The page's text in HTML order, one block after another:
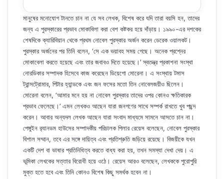
মানুষের মনোযোগ টানতে চান না যে সব লেখক, বিশেষ করে যদি তারা বয়সি হন, তাদের
জন্য এ পুরস্কারের প্রভাব মোকাবিলা করা বেশ কষ্টকর হয়ে দাঁড়ায়। ১৯৯০-এর দশকের
শেষদিকে ক্যারিবিয়ান থেকে প্রথম নোবেল পুরস্কার অর্জন করেন ডেরেক ওয়ালকট।
পুরস্কার অর্জনের পর তিনি বলেন, ‘সে এক ভয়াবহ সময় গেছে। অনেক প্রশ্নের
মোকাবেলা করতে হয়েছে এবং তার জবাবও দিতে হয়েছে।’ স্বতন্ত্র প্রকাশনা সংস্থা
নোরডিকার সম্পাদক হিসেবে কাজ করেছেন ডিয়েগো মোরেনা। এ সংস্থায় টমাস
ট্রান্সট্রোমার, পিটার হ্যান্ডকে এবং জন ফসের মতো তিন নোবেলজয়ীও ছিলেন।
মোরেনা বলেন, ‘আমার মনে হয় না নোবেল পুরস্কার তাদের ওপর কোনও ক্ষতিকারক
প্রভাব ফেলেছে।’ এমন লেখকও আছেন যারা জনগণের সাথে সম্পর্ক রাখতে খুব পছন্দ
করেন। আবার অন্যদল লেখক আছেন যারা সংবাদ মাধ্যমে সামনে আসতে চান না।
পেঙ্গুইন র‍্যানডম হাউসের সম্পাদকীয় পরিচালক পিলার রেয়েস বলেছেন, নোবেল পুরস্কার
বিশাল সম্মান, তবে এর সঙ্গে দায়িত্ব এবং প্রতিশ্রুতি জড়িয়ে রয়েছে। বিজয়ীকে যখন
একটি দেশ বা ভাষার প্রতিনিধিত্ব করতে বাধ্য করা হয়, তখন সমস্যা দেখা দেয়। এ
ভূমিকা লেখকের সত্তার বিরোধী হয়ে ওঠে। রেয়েস আরও বলেছেন, লেখককে পুরোপুরি
মুক্ত হতে হবে এবং তিনি কোনও বিশেষ কিছু সমর্থক হবেন না।